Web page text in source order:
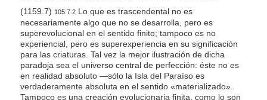
(1159.7) 105:7.2Lo que es trascendental no es
necesariamente algo que no se desarrolla, pero es
superevolucional en el sentido finito; tampoco es no
experiencial, pero es superexperiencia en su significación
para las criaturas. Tal vez la mejor ilustración de dicha
paradoja sea el universo central de perfección: éste no es
en realidad absoluto —sólo la Isla del Paraíso es
verdaderamente absoluta en el sentido «materializado».
Tampoco es una creación evolucionaria finita, como lo son